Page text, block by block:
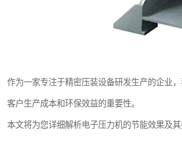
作为一家专注于精密压装设备研发生产的企业
客户生产成本和环保效益的重要性。
本文将为您详细解析电子压力机的节能效果及其